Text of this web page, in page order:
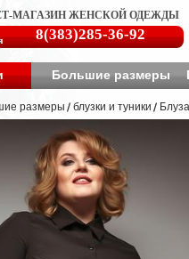
МАГАЗИН ЖЕНСКОЙ ОДЕЖДЫ
8(383)285-36-92
Большие размеры
размеры блузки и туники